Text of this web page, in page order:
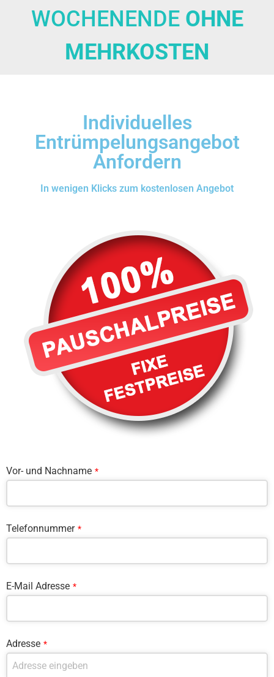
WOCHENENDE OHNE
MEHRKOSTEN
Individuelles
Entrümpelungsangebot
Anfordern
In wenigen Klicks zum kostenlosen Angebot
Vor- und Nachname *
Telefonnummer *
E-Mail Adresse *
Adresse *